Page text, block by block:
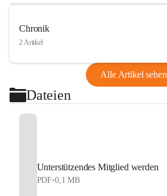
Chronik
2 Artikel
Alle Artikel sehen
Dateien
Unterstützendes Mitglied werden
PDF•0,1 MB